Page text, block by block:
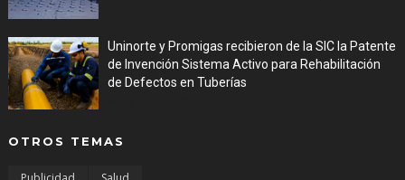
Uninorte y Promigas recibieron de la SIC la Patente
de Invención Sistema Activo para Rehabilitación
de Defectos en Tuberías
OTROS TEMAS